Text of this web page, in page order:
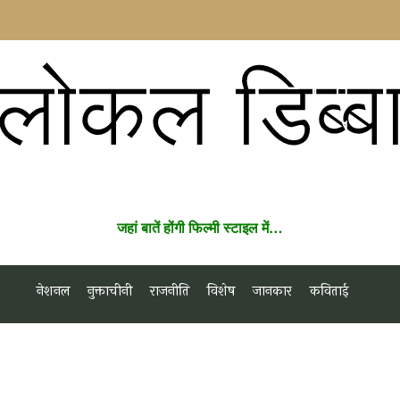
जहां बातें होंगी फिल्मी स्टाइल में…
नेशनल नुक्ताचीनी राजनीति विशेष जानकार कविताई